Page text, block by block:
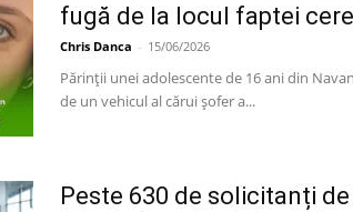
fugă de la locul faptei
Chris Danca - 15/06/2026
Părinții unei adolescente de 16 ani din
de un vehicul al cărui șofer a...
Peste 630 de solicitanți